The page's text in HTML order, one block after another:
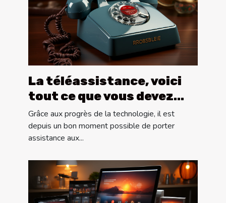
La téléassistance, voici
tout ce que vous devez
savoir !
Grâce aux progrès de la technologie, il est
depuis un bon moment possible de porter
assistance aux...